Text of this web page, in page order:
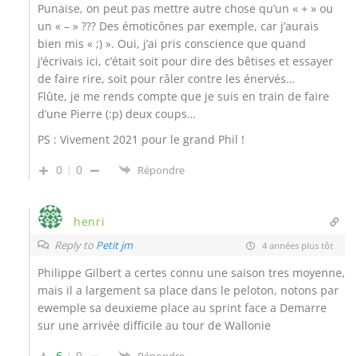
Punaise, on peut pas mettre autre chose qu’un « + » ou
un « – » ??? Des émoticônes par exemple, car j’aurais
bien mis « ;) ». Oui, j’ai pris conscience que quand
j’écrivais ici, c’était soit pour dire des bêtises et essayer
de faire rire, soit pour râler contre les énervés…
Flûte, je me rends compte que je suis en train de faire
d’une Pierre (:p) deux coups…
PS : Vivement 2021 pour le grand Phil !
0
0 Répondre
henri
Reply to Petit jm 4 années plus tôt
Philippe Gilbert a certes connu une saison tres moyenne,
mais il a largement sa place dans le peloton, notons par
ewemple sa deuxieme place au sprint face a Demarre
sur une arrivée difficile au tour de Wallonie